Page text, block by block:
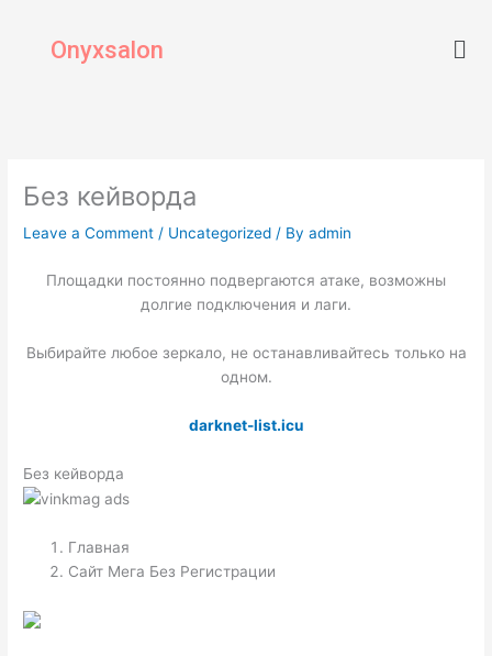
contentOnyxsalon
Без кейворда
Leave a Comment / Uncategorized / Byadmin
Площадки постоянно подвергаются атаке, возможны
долгие подключения и лаги.
Выбирайте любое зеркало, не останавливайтесь только на
одном.
darknet-list.icu
Без кейворда
Главная
Сайт Мега Без Регистрации